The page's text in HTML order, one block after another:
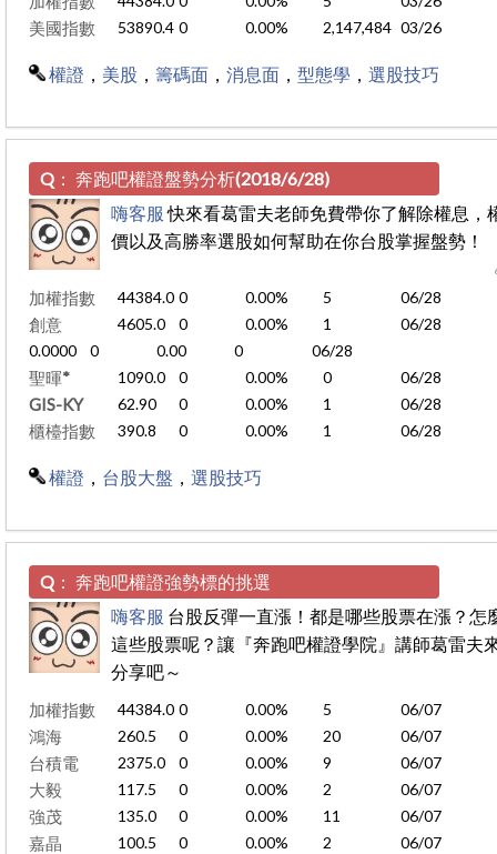
美國指數 53890.4 0 0.00% 2,147,484 03/26
權證 美股 籌碼面 消息面 型態學 選股技巧
Q： 奔跑吧權證盤勢分析(2018/6/28)
嗨客服 快來看葛雷夫老師免費帶你了解除權息，
價以及高勝率選股如何幫助在你台股掌握盤勢！
加權指數 44384.0 0 0.00% 5 06/28
創意 4605.0 0 0.00% 1
06/28
0.0000
0 0.00 0 06/28
聖暉* 1090.0 0 0.00% 0 06/28
GIS-KY 62.90 0 0.00% 1 06/28
櫃檯指數 390.8 0 0.00% 1 06/28
權證 台股大盤 選股技巧
Q： 奔跑吧權證強勢標的挑選
嗨客服 台股反彈一直漲！都是哪些股票在漲？怎
這些股票呢？讓『奔跑吧權證學院』講師葛雷夫
分享吧～
加權指數 44384.0 0 0.00% 5 06/07
鴻海 260.5 0 0.00% 20 06/07
台積電 2375.0 0 0.00% 9 06/07
大毅 117.5 0 0.00% 2 06/07
強茂 135.0 0 0.00% 11 06/07
嘉晶 100.5 0 0.00% 2
06/07